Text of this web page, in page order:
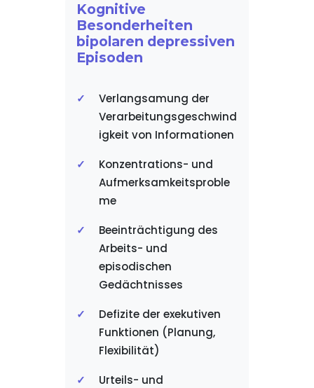
Kognitive
Besonderheiten
bipolaren depressiven
Episoden
Verlangsamung der
Verarbeitungsgeschwind
igkeit von Informationen
Konzentrations- und
Aufmerksamkeitsproble
me
Beeinträchtigung des
Arbeits- und
episodischen
Gedächtnisses
Defizite der exekutiven
Funktionen (Planung,
Flexibilität)
Urteils- und